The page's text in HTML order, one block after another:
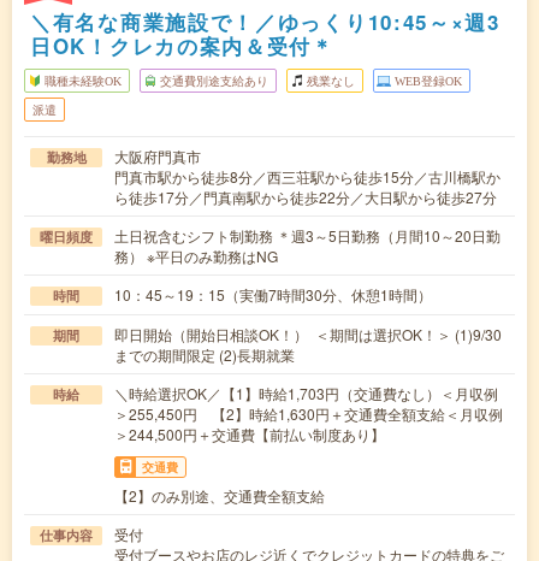
＼有名な商業施設で！／ゆっくり10:45～×週3
日OK！クレカの案内＆受付＊
職種未経験OK 交通費別途支給あり 残業なし WEB登録OK
派遣
勤務地
大阪府門真市
門真市駅から徒歩8分／西三荘駅から徒歩15分／古川橋駅か
ら徒歩17分／門真南駅から徒歩22分／大日駅から徒歩27分
曜日頻度
土日祝含むシフト制勤務 ＊週3～5日勤務（月間10～20日勤
務） ※平日のみ勤務はNG
時間 10：45～19：15（実働7時間30分、休憩1時間）
期間
即日開始（開始日相談OK！） ＜期間は選択OK！＞ (1)9/30
までの期間限定 (2)長期就業
時給
＼時給選択OK／【1】時給1,703円（交通費なし）＜月収例
＞255,450円 【2】時給1,630円＋交通費全額支給＜月収例
＞244,500円＋交通費【前払い制度あり】
交通費
【2】のみ別途、交通費全額支給
仕事内容
受付
受付ブースやお店のレジ近くでクレジットカードの特典をご